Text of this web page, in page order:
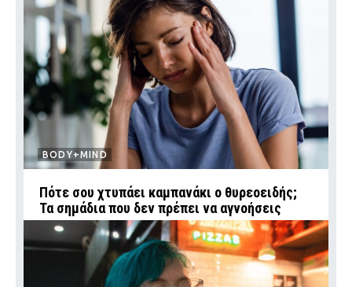
BODY+MIND
Πότε σου χτυπάει καμπανάκι ο θυρεοειδής;
Τα σημάδια που δεν πρέπει να αγνοήσεις